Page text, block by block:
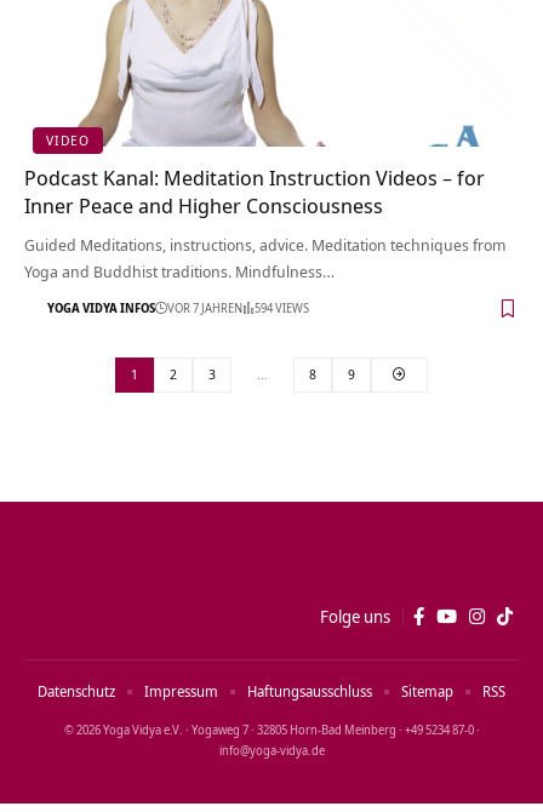
VIDEO
Podcast Kanal: Meditation Instruction Videos – for
Inner Peace and Higher Consciousness
Guided Meditations, instructions, advice. Meditation techniques from
Yoga and Buddhist traditions. Mindfulness…
YOGA VIDYA INFOS VOR 7 JAHREN 594 VIEWS
1 2 3 … 8 9
Folge uns
© 2026 Yoga Vidya e.V. · Yogaweg 7 · 32805 Horn‑Bad Meinberg · +49 5234 87‑0 ·
info@yoga‑vidya.de
Datenschutz Impressum Haftungsausschluss Sitemap RSS